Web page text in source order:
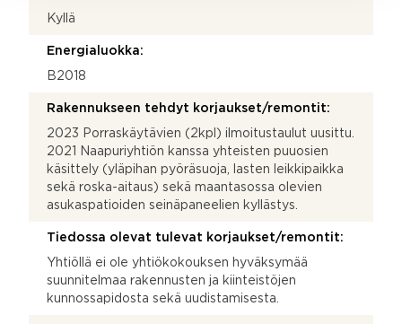
Kyllä
Energialuokka:
B2018
Rakennukseen tehdyt korjaukset/remontit:
2023 Porraskäytävien (2kpl) ilmoitustaulut uusittu.
2021 Naapuriyhtiön kanssa yhteisten puuosien
käsittely (yläpihan pyöräsuoja, lasten leikkipaikka
sekä roska-aitaus) sekä maantasossa olevien
asukaspatioiden seinäpaneelien kyllästys.
Tiedossa olevat tulevat korjaukset/remontit:
Yhtiöllä ei ole yhtiökokouksen hyväksymää
suunnitelmaa rakennusten ja kiinteistöjen
kunnossapidosta sekä uudistamisesta.